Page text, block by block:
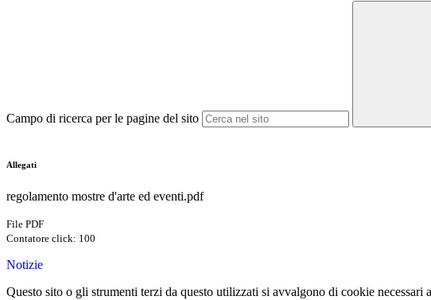
Campo di ricerca per le pagine del sito
Allegati
regolamento mostre d'arte ed eventi.pdf
File PDF
Contatore click: 100
Notizie
Questo sito o gli strumenti terzi da questo utilizzati si avvalgono di cookie